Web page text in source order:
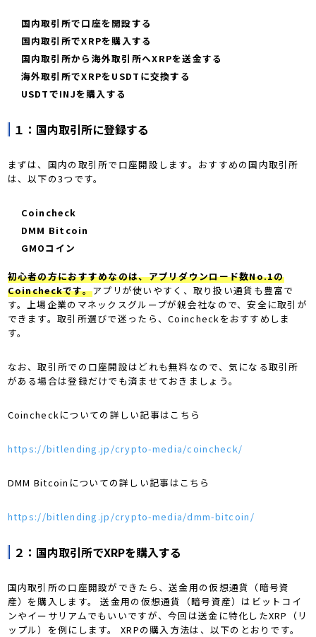
国内取引所で口座を開設する
国内取引所でXRPを購入する
国内取引所から海外取引所へXRPを送金する
海外取引所でXRPをUSDTに交換する
USDTでINJを購入する
１：国内取引所に登録する
まずは、国内の取引所で口座開設します。おすすめの国内取引所
は、以下の3つです。
Coincheck
DMM Bitcoin
GMOコイン
初心者の方におすすめなのは、アプリダウンロード数No.1の
Coincheckです。アプリが使いやすく、取り扱い通貨も豊富で
す。上場企業のマネックスグループが親会社なので、安全に取引が
できます。取引所選びで迷ったら、Coincheckをおすすめしま
す。
なお、取引所での口座開設はどれも無料なので、気になる取引所
がある場合は登録だけでも済ませておきましょう。
Coincheckについての詳しい記事はこちら
https://bitlending.jp/crypto-media/coincheck/
DMM Bitcoinについての詳しい記事はこちら
https://bitlending.jp/crypto-media/dmm-bitcoin/
２：国内取引所でXRPを購入する
国内取引所の口座開設ができたら、送金用の仮想通貨（暗号資
産）を購入します。 送金用の仮想通貨（暗号資産）はビットコイ
ンやイーサリアムでもいいですが、今回は送金に特化したXRP（リ
ップル）を例にします。 XRPの購入方法は、以下のとおりです。